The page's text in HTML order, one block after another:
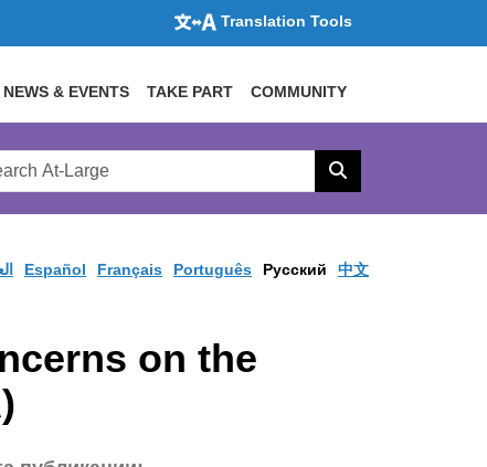
Translation Tools
NEWS & EVENTS TAKE PART COMMUNITY
Search
Español Français Português Pусский 中文
on the